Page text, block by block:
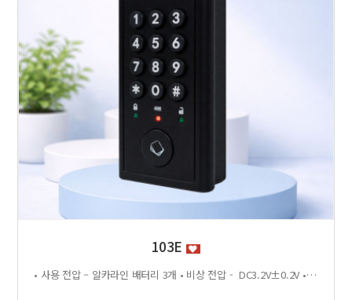
103E
• 사용 전압 – 알카라인 배터리 3개 • 비상 전압 - DC3.2V±0.2V • 전력 소비량 – 정전류 : ≤30μA 동작전류 : ≤150 MA • 사용 환경 – 온도 : 0℃ ~ +70℃ 습도 : RH 20% ~ RH95%RH 사용방법 < 잠금방법 > - 비밀번호 4자리 숫자를 입력하면 문이 자동으로 잠깁니다. < 찾는방법> - 입력했던 비밀번호 4자리 숫자를 누르면 자동으로 문이 열립니다. - 비밀번호를 잊었을 경우 마스터키 사용 가능 특징 - 마스터키 10개까지 등록가능 - 버튼 백라이트 - 배터리 방전 시 외부전원 공급기 사용가능 - 자동/수동 잠금 설정 가능 - 마스터 비밀번호 설정 가능 - 무음모드 가능 - 125Khz